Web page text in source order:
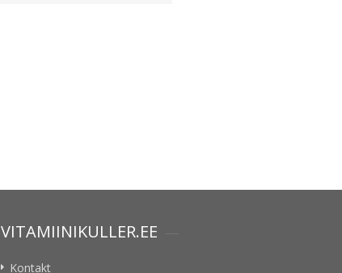
VITAMIINIKULLER.EE
Kontakt